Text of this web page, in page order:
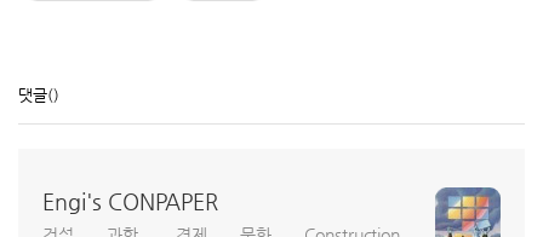
댓글()
Engi's CONPAPER